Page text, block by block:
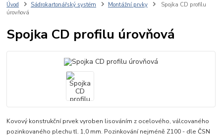
Úvod Sádrokartonářský systém Montážní prvky
Spojka CD profilu
úrovňová
Spojka CD profilu úrovňová
Kovový konstrukční prvek vyroben lisováním z ocelového, válcovaného
pozinkovaného plechu tl. 1,0 mm. Pozinkování nejméně Z100 - dle ČSN